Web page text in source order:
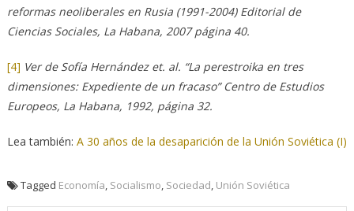
reformas neoliberales en Rusia (1991-2004) Editorial de
Ciencias Sociales, La Habana, 2007 página 40.
[4] Ver de Sofía Hernández et. al. “La perestroika en tres
dimensiones: Expediente de un fracaso” Centro de Estudios
Europeos, La Habana, 1992, página 32.
Lea también: A 30 años de la desaparición de la Unión Soviética (I)
Tagged Economía, Socialismo, Sociedad, Unión Soviética